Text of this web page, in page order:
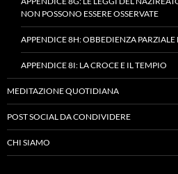
NON POSSONO ESSERE OSSERVATE
APPENDICE 8H: OBBEDIENZA
APPENDICE 8I: LA CROCE E IL TEMPIO
MEDITAZIONE QUOTIDIANA
POST SOCIAL DA CONDIVIDERE
CHI SIAMO